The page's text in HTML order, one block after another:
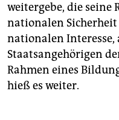
weitergebe, die seine
nationalen Sicherheit
nationalen Interesse,
Staatsangehörigen
Rahmen eines
hieß es weiter.